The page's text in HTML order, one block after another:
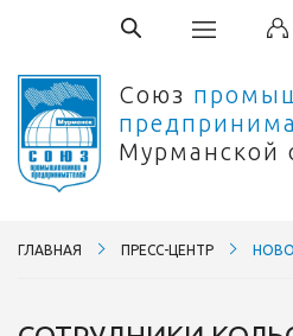
Союз
Мурманской
ГЛАВНАЯ ПРЕСС-ЦЕНТР